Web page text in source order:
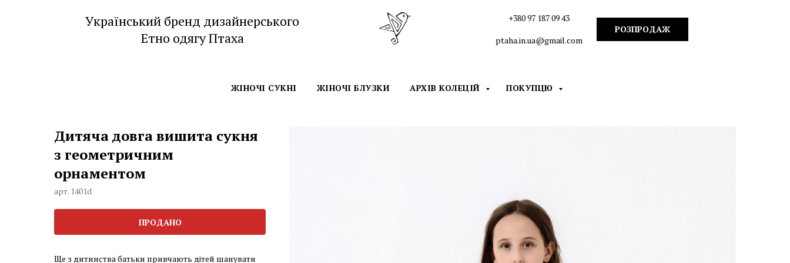
Український бренд дизайнерського
Етно одягу Птаха
+380 97 187 09 43
ptaha.in.ua@gmail.com
РОЗПРОДАЖ
ЖІНОЧІ СУКНІ ЖІНОЧІ БЛУЗКИ АРХІВ КОЛЕЦІЙ ПОКУПЦЮ
Дитячадовгавишита сукня
з геометричним
орнаментом
арт. 1401d
ПРОДАНО
Ще з дитинства батьки привчають дітей шанувати